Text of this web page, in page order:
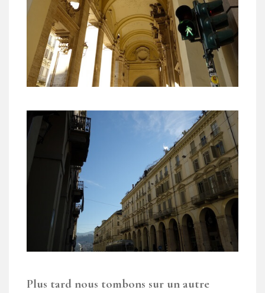
Plus tard nous tombons sur un autre